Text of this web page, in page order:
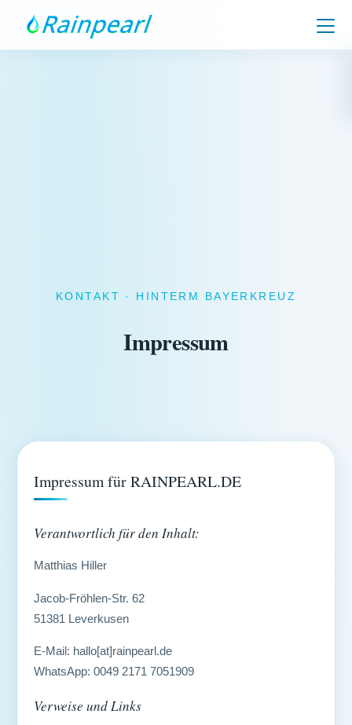
KONTAKT · HINTERM BAYERKREUZ
Impressum
Impressum für RAINPEARL.DE
Verantwortlich für den Inhalt:
Matthias Hiller
Jacob-Fröhlen-Str. 62
51381 Leverkusen
E-Mail: hallo[at]rainpearl.de
WhatsApp: 0049 2171 7051909
Verweise und Links